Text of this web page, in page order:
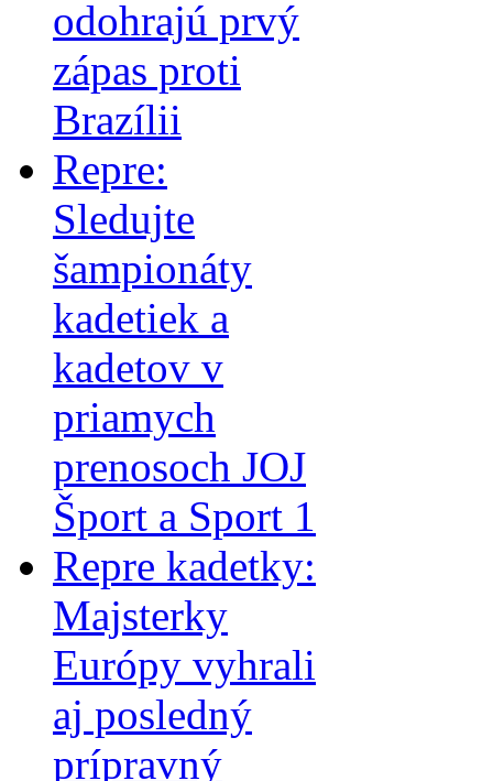
odohrajú prvý
zápas proti
Brazílii
Repre:
Sledujte
šampionáty
kadetiek a
kadetov v
priamych
prenosoch JOJ
Šport a Sport 1
Repre kadetky:
Majsterky
Európy vyhrali
aj posledný
prípravný